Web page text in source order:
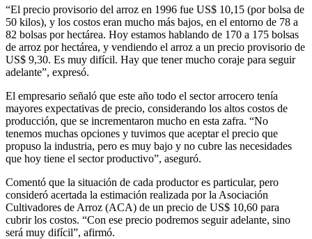
“El precio provisorio del arroz en 1996 fue US$ 10,15 (por bolsa de
50 kilos), y los costos eran mucho más bajos, en el entorno de 78 a
82 bolsas por hectárea. Hoy estamos hablando de 170 a 175 bolsas
de arroz por hectárea, y vendiendo el arroz a un precio provisorio de
US$ 9,30. Es muy difícil. Hay que tener mucho coraje para seguir
adelante”, expresó.
El empresario señaló que este año todo el sector arrocero tenía
mayores expectativas de precio, considerando los altos costos de
producción, que se incrementaron mucho en esta zafra. “No
tenemos muchas opciones y tuvimos que aceptar el precio que
propuso la industria, pero es muy bajo y no cubre las necesidades
que hoy tiene el sector productivo”, aseguró.
Comentó que la situación de cada productor es particular, pero
consideró acertada la estimación realizada por la Asociación
Cultivadores de Arroz (ACA) de un precio de US$ 10,60 para
cubrir los costos. “Con ese precio podremos seguir adelante, sino
será muy difícil”, afirmó.